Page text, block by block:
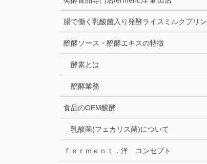
腸で働く乳酸菌入り発酵ライスミルクプリン
醗酵ソース・醗酵エキスの特徴
酵素とは
醗酵業務
食品のOEM醗酵
乳酸菌(フェカリス菌)について
ｆｅｒｍｅｎｔ．洋 コンセプト